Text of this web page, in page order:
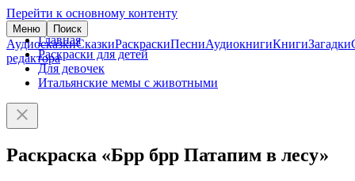
Перейти к основному контенту
Меню Поиск
АудиосказкиСказкиРаскраскиПесниАудиокнигиКнигиЗагадки
редактора
Главная
Раскраски для детей
Для девочек
Итальянские мемы с животными
Раскраска «Брр брр Патапим в лесу»